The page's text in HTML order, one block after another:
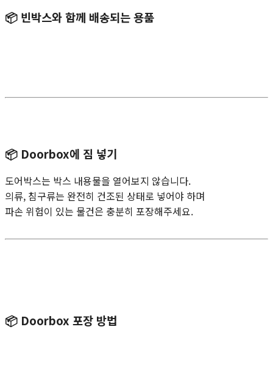
📦 빈박스와 함께 배송되는 용품
📦 Doorbox에 짐 넣기
도어박스는 박스 내용물을 열어보지 않습니다.
의류, 침구류는 완전히 건조된 상태로 넣어야 하며
파손 위험이 있는 물건은 충분히 포장해주세요.
📦 Doorbox 포장 방법